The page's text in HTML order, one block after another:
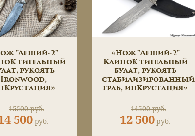
"Леший-2"
тигельный
рукоять
Ironwood,
500 руб.
15500 руб.
«Нож "Леший-2"
Клинок тигельный
булат, рукоять
стабилизированный
граб, инкрустация»
12 500 руб.
14500 руб.